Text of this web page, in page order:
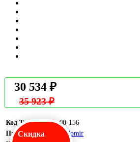
Скидка
35 923 ₽
30 534 ₽
Код Товара:
00-156
Производитель:
Radomir